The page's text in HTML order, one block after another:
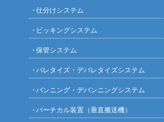
仕分けシステム
ピッキングシステム
保管システム
パレタイズ・デパレタイズシステム
バンニング・デバンニングシステム
バーチカル装置（垂直搬送機）